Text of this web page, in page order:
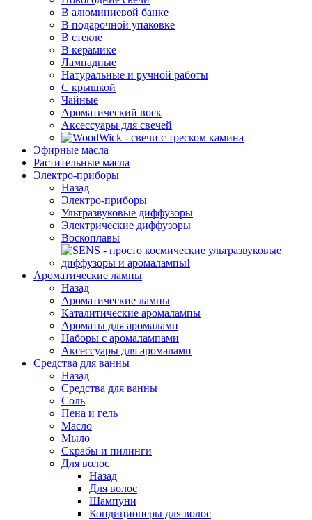
В алюминиевой банке
В подарочной упаковке
В стекле
В керамике
Лампадные
Натуральные и ручной работы
С крышкой
Чайные
Ароматический воск
Аксессуары для свечей
Эфирные масла
Растительные масла
Электро-приборы
Назад
Электро-приборы
Ультразвуковые диффузоры
Электрические диффузоры
Воскоплавы
Ароматические лампы
Назад
Ароматические лампы
Каталитические аромалампы
Ароматы для аромаламп
Наборы с аромалампами
Аксессуары для аромаламп
Средства для ванны
Назад
Средства для ванны
Соль
Пена и гель
Масло
Мыло
Скрабы и пилинги
Для волос
Назад
Для волос
Шампуни
Кондиционеры для волос